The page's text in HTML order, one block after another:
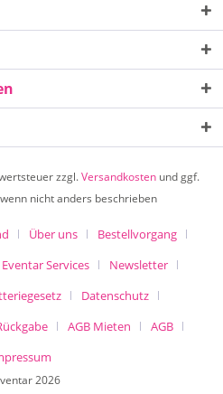
zzgl.Versandkosten und ggf.
nicht anders beschrieben
Über uns
Bestellvorgang
Eventar Services
Newsletter
Datenschutz
AGB Mieten
AGB
2026